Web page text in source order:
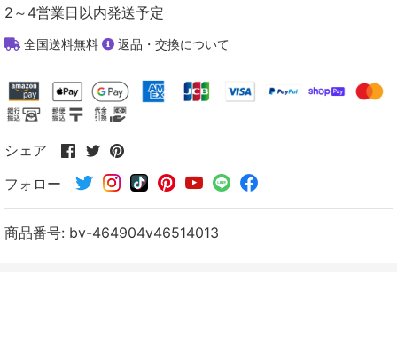
2～4営業日以内発送予定
全国送料無料 返品・交換について
シェア
Facebook
シ
ェ
Twitter
シ
ェ
ア
Pinterest
シ
ェ
ア
す
フォロー
商品番号: bv-464904v46514013